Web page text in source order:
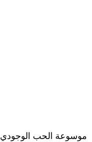
موسوعة الحب الوجودي